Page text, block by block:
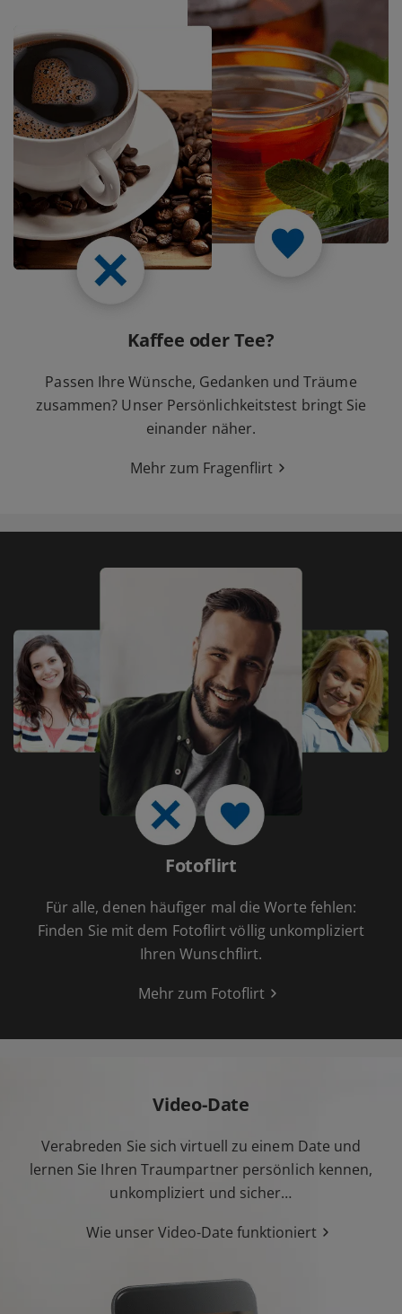
Kaffee oder Tee?
Passen Ihre Wünsche, Gedanken und Träume
zusammen? Unser Persönlichkeitstest bringt Sie
einander näher.
Mehr zum Fragenflirt
Fotoflirt
Für alle, denen häufiger mal die Worte fehlen:
Finden Sie mit dem Fotoflirt völlig unkompliziert
Ihren Wunschflirt.
Mehr zum Fotoflirt
Video-Date
Verabreden Sie sich virtuell zu einem Date und
lernen Sie Ihren Traumpartner persönlich kennen,
unkompliziert und sicher…
Wie unser Video-Date funktioniert